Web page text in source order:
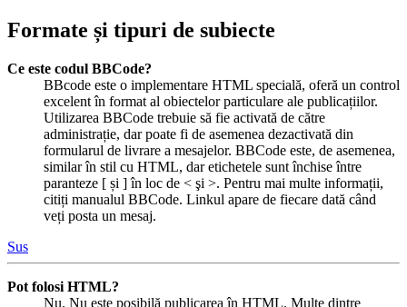
Formate și tipuri de subiecte
Ce este codul BBCode?
BBcode este o implementare HTML specială, oferă un control
excelent în format al obiectelor particulare ale publicațiilor.
Utilizarea BBCode trebuie să fie activată de către
administrație, dar poate fi de asemenea dezactivată din
formularul de livrare a mesajelor. BBCode este, de asemenea,
similar în stil cu HTML, dar etichetele sunt închise între
paranteze [ și ] în loc de < şi >. Pentru mai multe informații,
citiți manualul BBCode. Linkul apare de fiecare dată când
veți posta un mesaj.
Sus
Pot folosi HTML?
Nu. Nu este posibilă publicarea în HTML. Multe dintre